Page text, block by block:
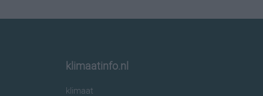
klimaatinfo.nl
klimaat